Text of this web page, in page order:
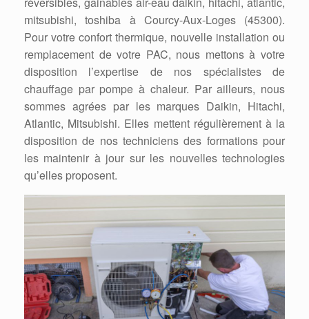
mitsubishi, toshiba à Courcy-Aux-Loges (45300).
Pour votre confort thermique, nouvelle installation ou
remplacement de votre PAC, nous mettons à votre
disposition l’expertise de nos spécialistes de
chauffage par pompe à chaleur. Par ailleurs, nous
sommes agrées par les marques Daikin, Hitachi,
Atlantic, Mitsubishi. Elles mettent régulièrement à la
disposition de nos techniciens des formations pour
les maintenir à jour sur les nouvelles technologies
qu’elles proposent.